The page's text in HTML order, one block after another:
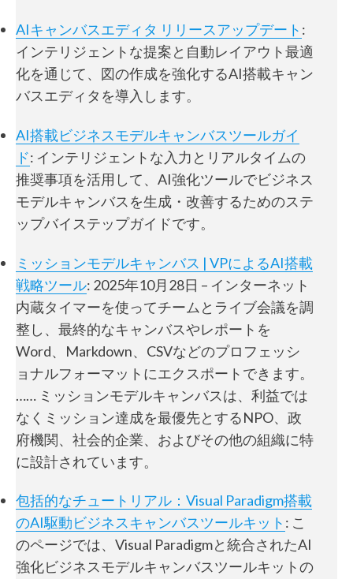
AIキャンバスエディタ リリースアップデート :
インテリジェントな提案と自動レイアウト最適
化を通じて、図の作成を強化するAI搭載キャン
バスエディタを導入します。
AI搭載ビジネスモデルキャンバスツールガイ
ド: インテリジェントな入力とリアルタイムの
推奨事項を活用して、AI強化ツールでビジネス
モデルキャンバスを生成・改善するためのステ
ップバイステップガイドです。
ミッションモデルキャンバス | VPによるAI搭載
戦略ツール: 2025年10月28日 – インターネット
内蔵タイマーを使ってチームとライブ会議を調
整し、最終的なキャンバスやレポートを
Word、Markdown、CSVなどのプロフェッシ
ョナルフォーマットにエクスポートできます。
…… ミッションモデルキャンバスは、利益では
なくミッション達成を最優先とするNPO、政
府機関、社会的企業、およびその他の組織に特
に設計されています。
包括的なチュートリアル：Visual Paradigm搭載
のAI駆動ビジネスキャンバスツールキット : こ
のページでは、Visual Paradigmと統合されたAI
強化ビジネスモデルキャンバスツールキットの